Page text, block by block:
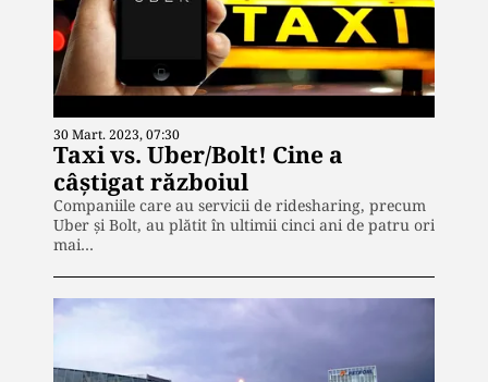
30 Mart. 2023, 07:30
Taxi vs. Uber/Bolt! Cine a
câștigat războiul
Companiile care au servicii de ridesharing, precum
Uber și Bolt, au plătit în ultimii cinci ani de patru ori
mai…